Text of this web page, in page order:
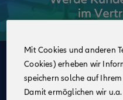
Deine Vorteile
im Vertrieb
Mit Cookies und anderen
Cookies) erheben wir
speichern solche auf
Damit ermöglichen wir